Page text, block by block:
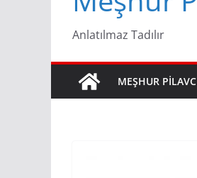
Anlatılmaz Tadılır
MEŞHUR